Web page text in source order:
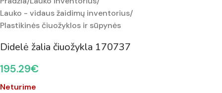
Lauko - vidaus žaidimų inventorius/
Plastikinės čiuožyklos ir sūpynės
Didelė žalia čiuožykla 170737
195.29€
Neturime